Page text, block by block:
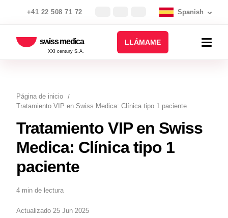
+41 22 508 71 72 Spanish
swiss medica
XXI century S.A.
LLÁMAME
Página de inicio
Tratamiento VIP en Swiss Medica: Clínica tipo 1 paciente
Tratamiento VIP en Swiss
Medica: Clínica tipo 1
paciente
4 min de lectura
Actualizado 25 Jun 2025